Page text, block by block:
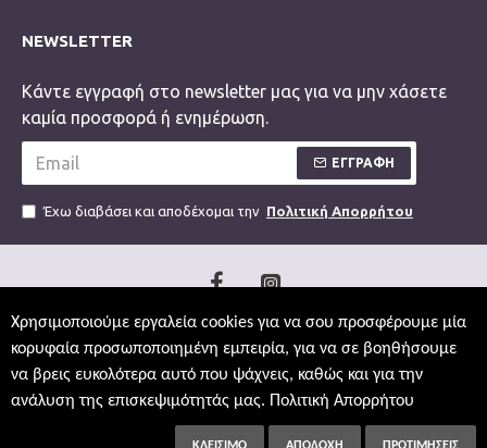
NEWSLETTER
Κάντε εγγραφή στο newsletter μας για να μην χάσετε
καμία προσφορά ή ενημέρωση.
ΕΓΓΡΑΦΗ
Έχω διαβάσει και αποδέχομαι την Πολιτική Απορρήτου
Χρησιμοποιούμε εργαλεία cookies για να σου προσφέρουμε μία
κορυφαία προσωποποιημένη εμπειρία, για να σε βοηθήσουμε
να βρεις ευκολότερα αυτό που ψάχνεις, καθώς και για την
ανάλυση της επισκεψιμότητάς μας. Πολιτική Απορρήτου